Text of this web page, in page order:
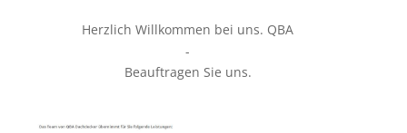
Herzlich Willkommen bei uns. QBA
-
Beauftragen Sie uns.